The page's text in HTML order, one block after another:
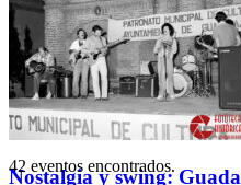
Nostalgia y swing:
42 eventos encontrados.